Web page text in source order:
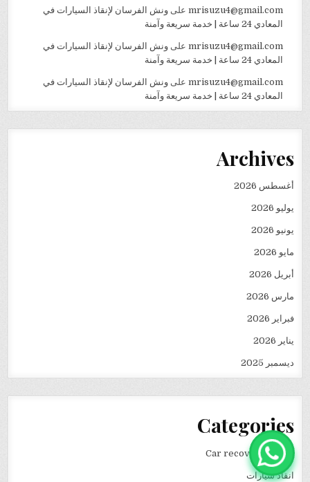
mrisuzu4@gmail.comعلى ونش الفرسان لإنقاذ السيارات في
المعادي 24 ساعة | خدمة سريعة وآمنة
mrisuzu4@gmail.comعلى ونش الفرسان لإنقاذ السيارات في
المعادي 24 ساعة | خدمة سريعة وآمنة
mrisuzu4@gmail.comعلى ونش الفرسان لإنقاذ السيارات في
المعادي 24 ساعة | خدمة سريعة وآمنة
Archives
أغسطس 2026
يوليو 2026
يونيو 2026
مايو 2026
أبريل 2026
مارس 2026
فبراير 2026
يناير 2026
ديسمبر 2025
Categories
Car recovery winch
انقاذ سيارات